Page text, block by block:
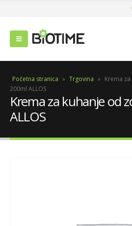
Početna stranica » Trgovina » Krema
200ml ALLOS
Krema za kuhanje od
ALLOS